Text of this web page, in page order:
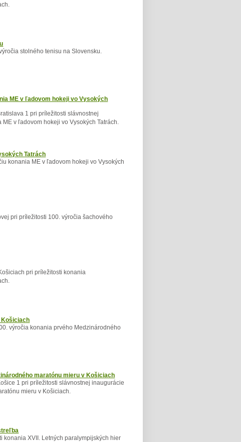
stolného tenisu na Slovensku.
ME v ľadovom hokeji vo Vysokých
1 pri príležitosti slávnostnej
v ľadovom hokeji vo Vysokých Tatrách.
Tatrách
konania ME v ľadovom hokeji vo Vysokých
pri príležitosti 100. výročia šachového
pri príležitosti konania
Košiciach
výročia konania prvého Medzinárodného
maratónu mieru v Košiciach
1 pri príležitosti slávnostnej inaugurácie
mieru v Košiciach.
konania XVII. Letných paralympijských hier